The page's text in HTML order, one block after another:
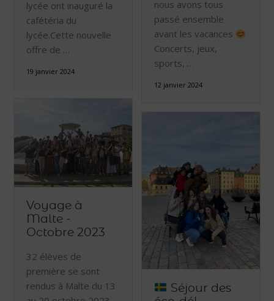
lycée ont inauguré la
cafétéria du
lycée.Cette nouvelle
offre de …
19 janvier 2024
nous avons tous
passé ensemble
avant les vacances
Concerts, jeux,
sports, …
12 janvier 2024
Voyage à
Malte -
Octobre 2023
32 élèves de
première se sont
rendus à Malte du 13
Séjour des